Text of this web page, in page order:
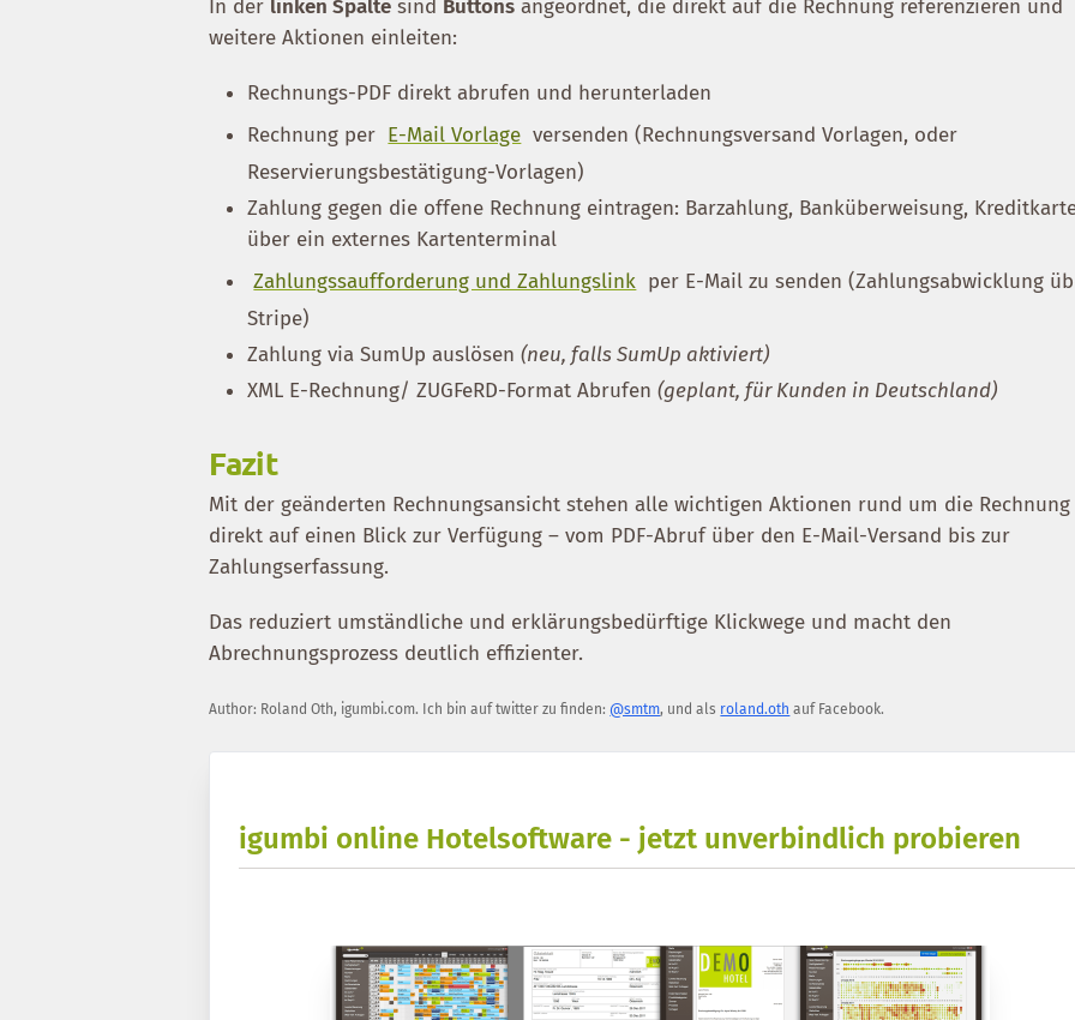
In der linken Spalte sind Buttons angeordnet, die direkt auf die Rechnung referenzieren und
weitere Aktionen einleiten:
Rechnungs-PDF direkt abrufen und herunterladen
Rechnung per E-Mail Vorlage versenden (Rechnungsversand Vorlagen, oder
Reservierungsbestätigung-Vorlagen)
Zahlung gegen die offene Rechnung eintragen: Barzahlung, Banküberweisung,
über ein externes Kartenterminal
Zahlungssaufforderung und Zahlungslink per E-Mail zu senden (Zahlungsabwicklung
Stripe)
Zahlung via SumUp auslösen(neu, falls SumUp aktiviert)
XML E-Rechnung/ ZUGFeRD-Format Abrufen(geplant, für Kunden in Deutschland)
Fazit
Mit der geänderten Rechnungsansicht stehen alle wichtigen Aktionen rund um die Rechnung
direkt auf einen Blick zur Verfügung – vom PDF-Abruf über den E-Mail-Versand bis zur
Zahlungserfassung.
Das reduziert umständliche und erklärungsbedürftige Klickwege und macht den
Abrechnungsprozess deutlich effizienter.
Author: Roland Oth, igumbi.com. Ich bin auf twitter zu finden: @smtm, und als roland.oth auf Facebook.
igumbi online Hotelsoftware - jetzt unverbindlich probieren